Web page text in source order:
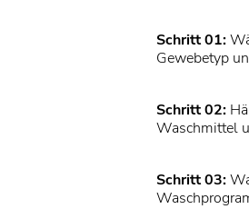
Schritt 01:
Gewebetyp
Schritt 02:
Waschmittel
Schritt 03: